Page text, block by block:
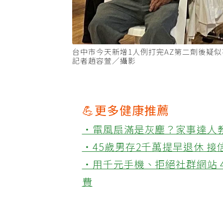
台中市今天新增1人例打完AZ第二劑後疑
記者趙容萱／攝影
💪更多健康推薦
‧電風扇滿是灰塵？家事達人
‧45歲男存2千萬提早退休 接
‧用千元手機、拒絕社群網站
費